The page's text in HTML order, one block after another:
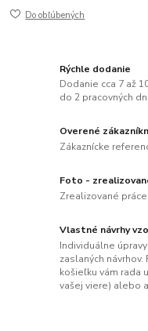
Do obľúbených
Rýchle dodanie
Dodanie cca 7 až
do 2 pracovných
Overené
Zákaznícke
Foto -
Zrealizované
Vlastné návrhy
Individuálne
zaslaných
košieľku vám rada
vašej viere) alebo